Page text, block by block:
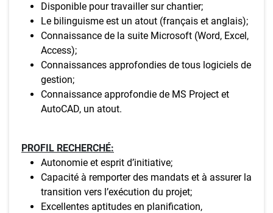
Disponible pour travailler sur chantier;
Le bilinguisme est un atout (français et anglais);
Connaissance de la suite Microsoft (Word, Excel,
Access);
Connaissances approfondies de tous logiciels de
gestion;
Connaissance approfondie de MS Project et
AutoCAD, un atout.
PROFIL RECHERCHÉ:
Autonomie et esprit d’initiative;
Capacité à remporter des mandats et à assurer la
transition vers l’exécution du projet;
Excellentes aptitudes en planification,